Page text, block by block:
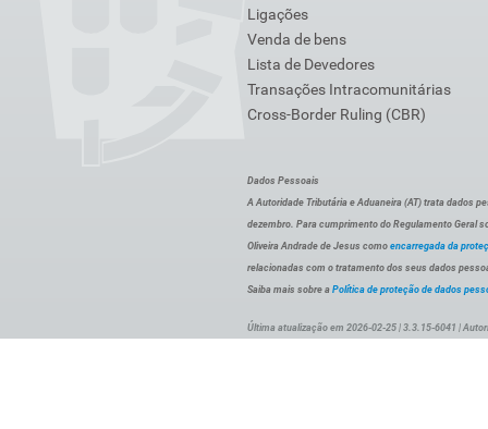
Ligações
Venda de bens
Lista de Devedores
Transações Intracomunitárias
Cross-Border Ruling (CBR)
Dados Pessoais
A Autoridade Tributária e Aduaneira (AT) trata dados
dezembro. Para cumprimento do Regulamento Geral
Oliveira Andrade de Jesus como encarregada da
relacionadas com o tratamento dos seus dados
Saiba mais sobre a Política de proteção de dados
Última atualização em 2026-02-25 | 3.3.15-6041 |